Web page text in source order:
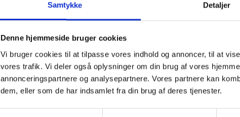
Samtykke Detaljer
Denne hjemmeside bruger cookies
Vi bruger cookies til at tilpasse vores indhold og annoncer, til at
vores trafik. Vi deler også oplysninger om din brug af vores
annonceringspartnere og analysepartnere. Vores partnere kan
dem, eller som de har indsamlet fra din brug af deres tjenester.